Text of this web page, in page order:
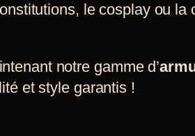
le cosplay ou
notre gamme d’
et style garantis !